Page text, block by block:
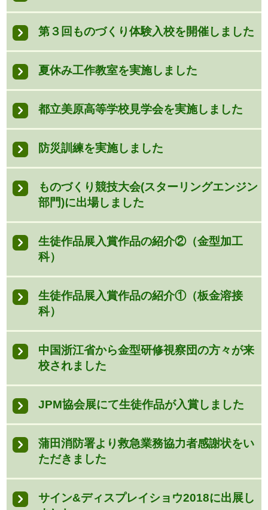
第３回ものづくり体験入校を開催しました
夏休み工作教室を実施しました
都立美原高等学校見学会を実施しました
防災訓練を実施しました
ものづくり競技大会(スターリングエンジン
部門)に出場しました
生徒作品展入賞作品の紹介②（金型加工
科）
生徒作品展入賞作品の紹介①（板金溶接
科）
中国浙江省から金型研修視察団の方々が来
校されました
JPM協会展にて生徒作品が入賞しました
蒲田消防署より救急業務協力者感謝状をい
ただきました
サイン&ディスプレイショウ2018に出展し